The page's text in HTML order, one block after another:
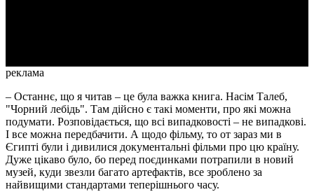
реклама
– Останнє, що я читав – це була важка книга. Насім Талеб,
"Чорний лебідь". Там дійсно є такі моменти, про які можна
подумати. Розповідається, що всі випадковості – не випадкові.
І все можна передбачити. А щодо фільму, то от зараз ми в
Єгипті були і дивилися документальні фільми про цю країну.
Дуже цікаво було, бо перед поєдинками потрапили в новий
музей, куди звезли багато артефактів, все зроблено за
найвищими стандартами теперішнього часу.